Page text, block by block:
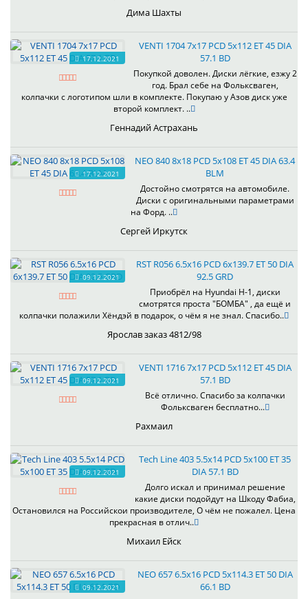
Дима Шахты
17.12.2021
VENTI 1704 7x17 PCD 5x112 ET 45 DIA
57.1 BD
Покупкой доволен. Диски лёгкие, езжу 2
год. Брал себе на Фольксваген,
колпачки с логотипом шли в комплекте. Покупаю у Азов диск уже
второй комплект. ..
Геннадий Астрахань
17.12.2021
NEO 840 8x18 PCD 5x108 ET 45 DIA 63.4
BLM
Достойно смотрятся на автомобиле.
Диски с оригинальными параметрами
на Форд. ..
Сергей Иркутск
09.12.2021
RST R056 6.5x16 PCD 6x139.7 ET 50 DIA
92.5 GRD
Приобрёл на Hyundai H-1, диски
смотрятся проста "БОМБА" , да ещё и
колпачки полажили Хёндэй в подарок, о чём я не знал. Спасибо..
Ярослав заказ 4812/98
09.12.2021
VENTI 1716 7x17 PCD 5x112 ET 45 DIA
57.1 BD
Всё отлично. Спасибо за колпачки
Фольксваген бесплатно...
Рахмаил
09.12.2021
Tech Line 403 5.5x14 PCD 5x100 ET 35
DIA 57.1 BD
Долго искал и принимал решение
какие диски подойдут на Шкоду Фабиа,
Остановился на Российскои производителе, О чём не пожалел. Цена
прекрасная в отлич..
Михаил Ейск
09.12.2021
NEO 657 6.5x16 PCD 5x114.3 ET 50 DIA
66.1 BD